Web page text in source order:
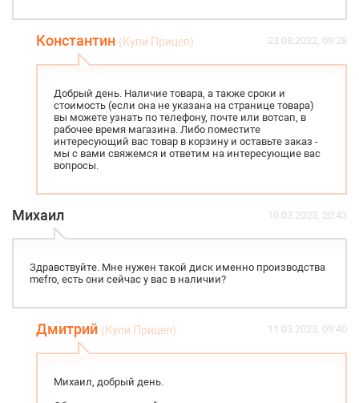
Константин (Купи Прицеп) 23.08.2022, 09:28
Добрый день. Наличие товара, а также сроки и
стоимость (если она не указана на странице товара)
вы можете узнать по телефону, почте или вотсап, в
рабочее время магазина. Либо поместите
интересующий вас товар в корзину и оставьте заказ -
мы с вами свяжемся и ответим на интересующие вас
вопросы.
Михаил 10.03.2023, 20:43
Здравствуйте. Мне нужен такой диск именно производства
mefro, есть они сейчас у вас в наличии?
Дмитрий (Купи Прицеп) 11.03.2023, 09:40
Михаил, добрый день.